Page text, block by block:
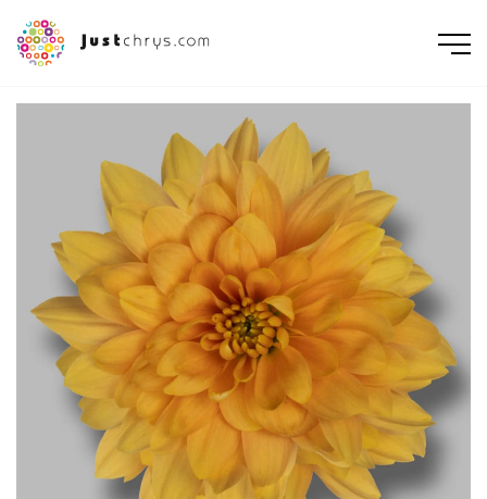
NEDERLANDS DEUTSCH FRANÇAIS РУССКИЙ